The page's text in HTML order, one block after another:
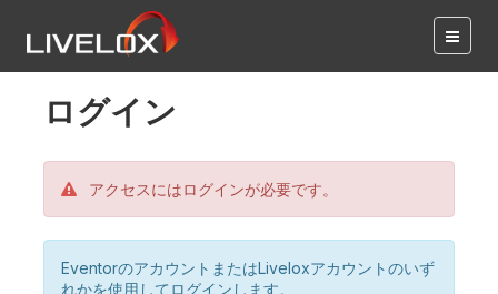
ログイン
アクセスにはログインが必要です。
EventorのアカウントまたはLiveloxアカウントのいず
れかを使用してログインします。